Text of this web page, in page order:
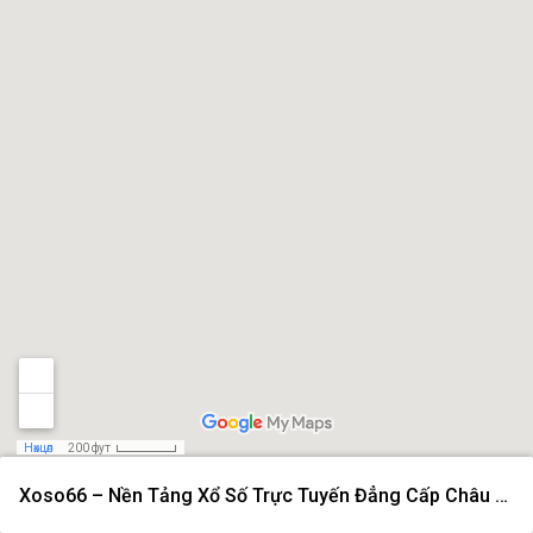
Xoso66 – Nền Tảng Xổ Số Trực Tuyến Đẳng Cấp Châu Á Năm 2026
Нөхцөл 200 фут